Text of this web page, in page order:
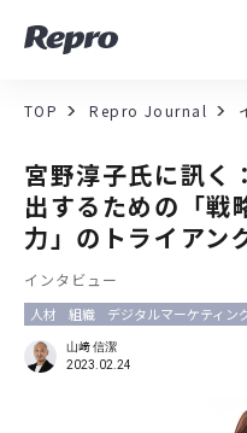
MAツール
コンサルティング
導入事例
セミナー／イベント
資料／コンテンツ
TOP Repro Journal
宮野淳子氏に訊く
出するための「戦
力」のトライアン
インタビュー
人材 組織 デジタルマーケティン
山﨑 信潔
2023.02.24